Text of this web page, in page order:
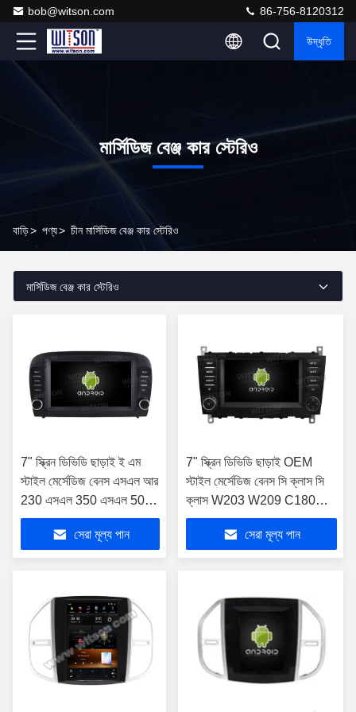
bob@witson.com 86-756-8120312
উদ্ধৃতি
মার্সিডিজ বেঞ্জ কার স্টেরিও
বাড়ি> পণ্য> চীন মার্সিডিজ বেঞ্জ কার স্টেরিও
মার্সিডিজ বেঞ্জ কার স্টেরিও
7" স্ক্রিন ডিভিডি ছাড়াই ই এম
স্টাইল মের্সেডিজ বেনস এসএল আর
230 এসএল 350 এসএল 500
এসএল 55 এসএল 600 এসএল
65 2001-2007 গাড়ি
মাল্টিমিডিয়া স্টেরিও জিপিএস
সেরা মূল্য পান
7" স্ক্রিন ডিভিডি ছাড়াই OEM
স্টাইল মের্সেডিজ বেনস সি ক্লাস সি
ক্লাস W203 W209 C180
C200 C220 C230 জি গ্লাস
W463 G500 2005-2009
গাড়ি মাল্টিমিডিয়া স্টেরিও জিপিএস
সেরা মূল্য পান